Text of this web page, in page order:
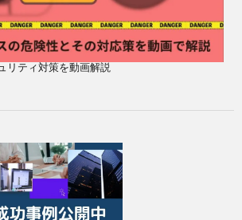
リティ対策を動画解説